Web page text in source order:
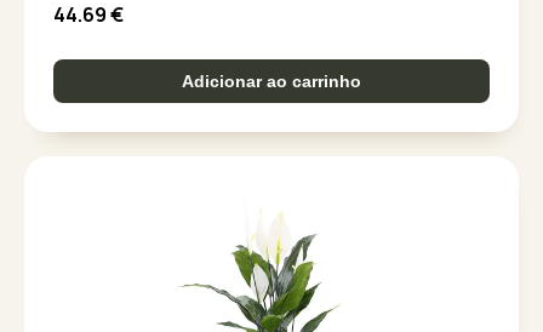
44.69€
Adicionar ao carrinho